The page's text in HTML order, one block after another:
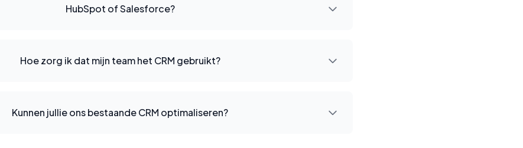
HubSpot of Salesforce?
Hoe zorg ik dat mijn team het CRM gebruikt?
Kunnen jullie ons bestaande CRM optimaliseren?